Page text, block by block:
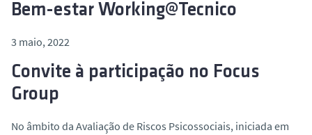
Bem-estar Working@Tecnico
3 maio, 2022
Convite à participação no Focus
Group
No âmbito da Avaliação de Riscos Psicossociais, iniciada em